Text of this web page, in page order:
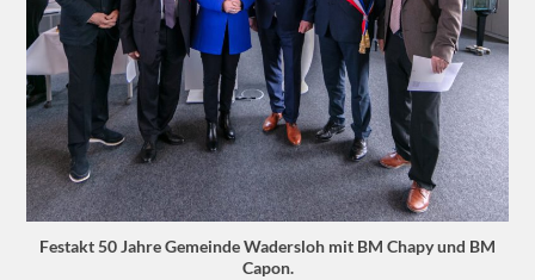
Festakt 50 Jahre Gemeinde Wadersloh mit BM Chapy und BM
Capon.